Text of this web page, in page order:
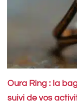
Oura Ring : la
suivi de vos